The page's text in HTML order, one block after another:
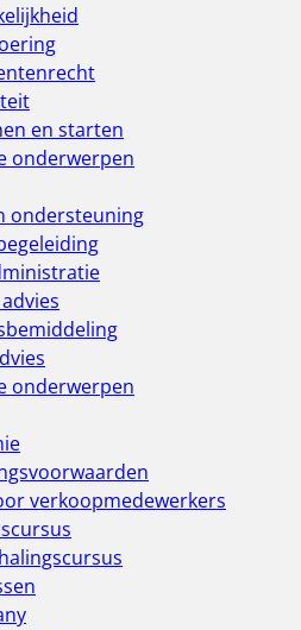
en starten
onderwerpen
ondersteuning
onderwerpen
verkoopmedewerkers